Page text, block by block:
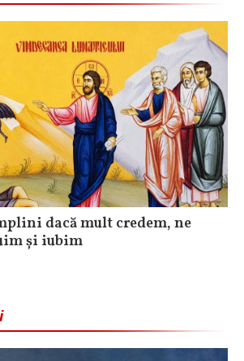
dacă mult credem, ne
și iubim